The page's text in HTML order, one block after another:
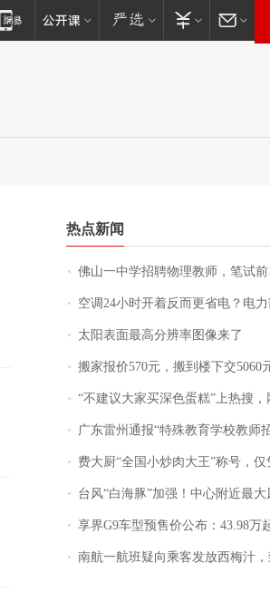
热点新闻
佛山一中学招聘物理教师，笔试前13名均遭淘汰？教育局：已叫停招聘，成立
空调24小时开着反而更省电？电
太阳表面最高分辨率图像来了
搬家报价570元，搬到楼下交5060元才肯搬上楼！
“不建议大家买深色蛋糕”上热搜，网友：
广东雷州通报“特殊教育学校教师招聘存在违规行为”：已启动问责程
费大厨“全国小炒肉大王”称号，仅凭视频评出？中国烹
台风“白海豚”加强！中心附近最大风力已达15级
享界G9车型预售价公布：43.98万
南航一航班疑向乘客发放西梅汁，致多名乘客在飞行途中排队上厕所！乘客：机上100多人只有2个厕所；客服回应：并非